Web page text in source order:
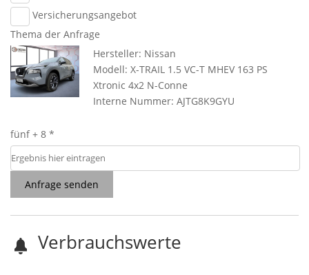
Versicherungsangebot
Thema der Anfrage
Hersteller: Nissan
Modell: X-TRAIL 1.5 VC-T MHEV 163 PS
Xtronic 4x2 N-Conne
Interne Nummer: AJTG8K9GYU
fünf + 8 *
Anfrage senden
Verbrauchswerte